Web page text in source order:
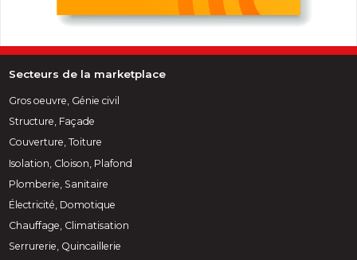
Secteurs de la marketplace
Gros oeuvre, Génie civil
Structure, Façade
Couverture, Toiture
Isolation, Cloison, Plafond
Plomberie, Sanitaire
Électricité, Domotique
Chauffage, Climatisation
Serrurerie, Quincaillerie